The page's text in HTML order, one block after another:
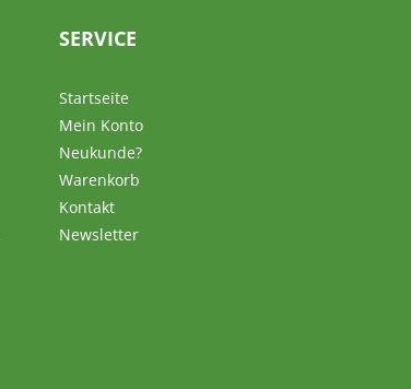
SERVICE
Startseite
Mein Konto
Neukunde?
Warenkorb
Kontakt
Newsletter